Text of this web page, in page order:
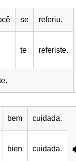
se referiu.
te referiste.
bem cuidada.
bien cuidada.